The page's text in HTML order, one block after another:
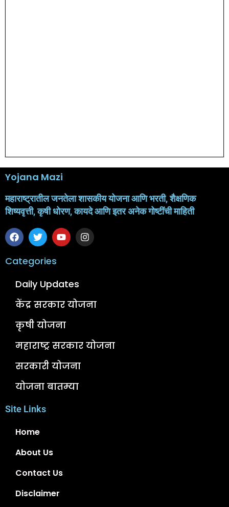
Yojana Mazi
महाराष्ट्रातील जनतेला शासकीय योजना आणि भरती, शैक्षणिक
शिष्यवृत्ती, कृषी धोरण, कायदे आणि इतर अनेक गोष्टींची माहिती
Categories
Daily Updates
केंद्र सरकार योजना
कृषी योजना
महाराष्ट्र सरकार योजना
सरकारी योजना
योजना बातम्या
Site Links
Home
About Us
Contact Us
Disclaimer